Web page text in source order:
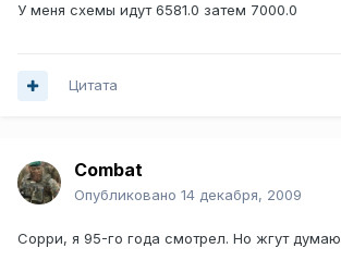
У меня схемы идут 6581.0 затем 7000.0
Цитата
Combat
Опубликовано 14 декабря, 2009
Сорри, я 95-го года смотрел. Но жгут